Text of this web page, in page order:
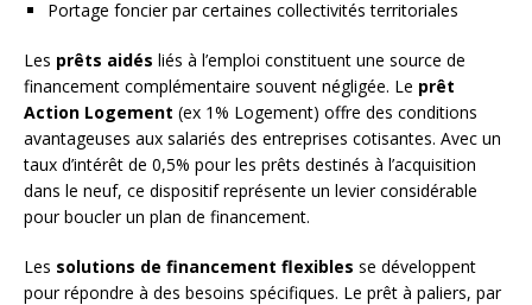
Portage foncier par certaines collectivités territoriales
Les prêts aidés liés à l’emploi constituent une source de
financement complémentaire souvent négligée. Le prêt
Action Logement (ex 1% Logement) offre des conditions
avantageuses aux salariés des entreprises cotisantes. Avec un
taux d’intérêt de 0,5% pour les prêts destinés à l’acquisition
dans le neuf, ce dispositif représente un levier considérable
pour boucler un plan de financement.
Les solutions de financement flexibles se développent
pour répondre à des besoins spécifiques. Le prêt à paliers, par